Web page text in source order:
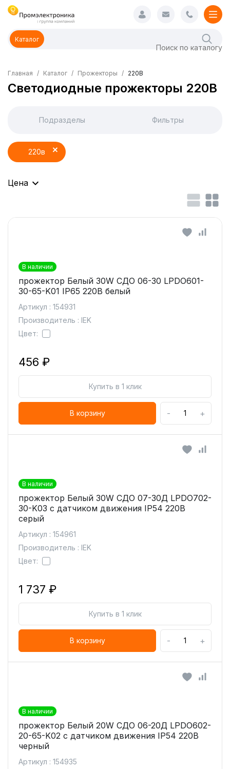
Каталог
Главная Каталог Прожекторы 220В
Светодиодные прожекторы 220В
Подразделы Фильтры
220в
Цена
В наличии
прожектор Белый 30W СДО 06-30 LPDO601-
30-65-K01 IP65 220В белый
Артикул : 154931
Производитель : IEK
Цвет:
456 ₽
Купить в 1 клик
В корзину - +
В наличии
прожектор Белый 30W СДО 07-30Д LPDO702-
30-K03 с датчиком движения IP54 220В
серый
Артикул : 154961
Производитель : IEK
Цвет:
1 737 ₽
Купить в 1 клик
В корзину - +
В наличии
прожектор Белый 20W СДО 06-20Д LPDO602-
20-65-K02 с датчиком движения IP54 220В
черный
Артикул : 154935